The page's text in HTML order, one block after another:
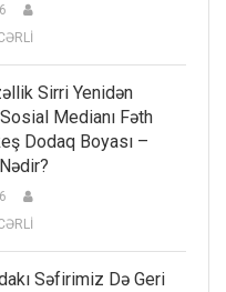
Sirri Yenidən
Medianı Fəth
Dodaq Boyası –
Səfirimiz Də Geri